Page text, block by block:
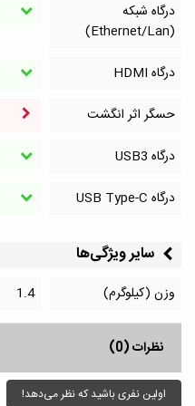
درگاه شبکه
(Ethernet/Lan)
درگاه HDMI
حسگر اثر انگشت
درگاه‌ USB3
درگاه‌ USB Type-C
سایر ویژگی‌ها
وزن (کیلوگرم) 1.4
نظرات (0)
اولین نفری باشید که نظر می‌دهد!